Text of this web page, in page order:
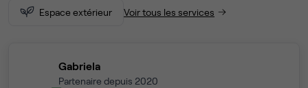
Espace extérieur Voir tous les services
Gabriela
Partenaire depuis 2020